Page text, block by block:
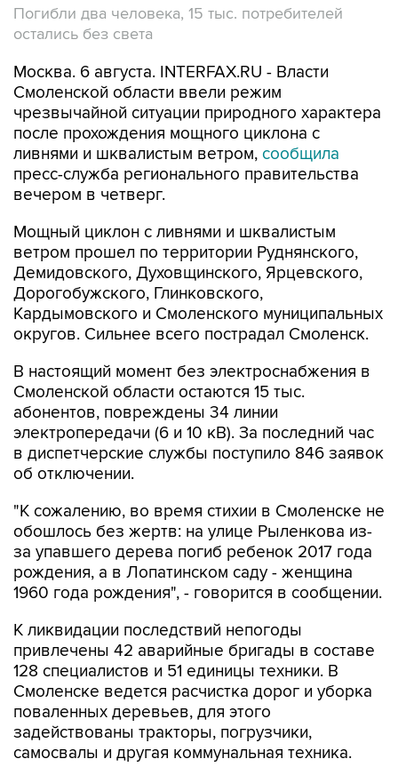
Погибли два человека, 15 тыс. потребителей
остались без света
Москва. 6 августа. INTERFAX.RU - Власти
Смоленской области ввели режим
чрезвычайной ситуации природного характера
после прохождения мощного циклона с
ливнями и шквалистым ветром, сообщила
пресс-служба регионального правительства
вечером в четверг.
Мощный циклон с ливнями и шквалистым
ветром прошел по территории Руднянского,
Демидовского, Духовщинского, Ярцевского,
Дорогобужского, Глинковского,
Кардымовского и Смоленского муниципальных
округов. Сильнее всего пострадал Смоленск.
В настоящий момент без электроснабжения в
Смоленской области остаются 15 тыс.
абонентов, повреждены 34 линии
электропередачи (6 и 10 кВ). За последний час
в диспетчерские службы поступило 846 заявок
об отключении.
"К сожалению, во время стихии в Смоленске не
обошлось без жертв: на улице Рыленкова из-
за упавшего дерева погиб ребенок 2017 года
рождения, а в Лопатинском саду - женщина
1960 года рождения", - говорится в сообщении.
К ликвидации последствий непогоды
привлечены 42 аварийные бригады в составе
128 специалистов и 51 единицы техники. В
Смоленске ведется расчистка дорог и уборка
поваленных деревьев, для этого
задействованы тракторы, погрузчики,
самосвалы и другая коммунальная техника.